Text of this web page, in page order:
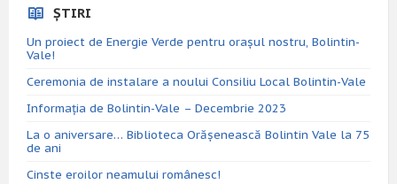
ȘTIRI
Un proiect de Energie Verde pentru orașul nostru, Bolintin-
Vale!
Ceremonia de instalare a noului Consiliu Local Bolintin-Vale
Informația de Bolintin-Vale – Decembrie 2023
La o aniversare… Biblioteca Orăşenească Bolintin Vale la 75
de ani
Cinste eroilor neamului românesc!